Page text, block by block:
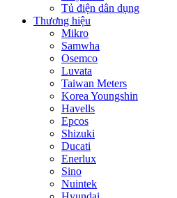
Tủ điện dân dụng
Thương hiệu
Mikro
Samwha
Osemco
Luvata
Taiwan Meters
Korea Youngshin
Havells
Epcos
Shizuki
Ducati
Enerlux
Sino
Nuintek